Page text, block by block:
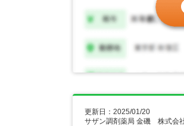
更新日：2025/01/20
サザン調剤薬局 金磯 株式会